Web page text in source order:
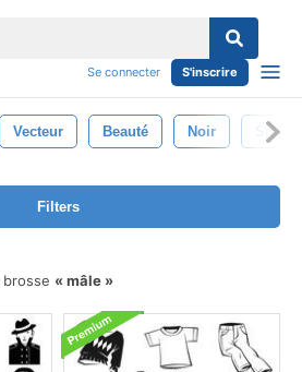
Se connecter S'inscrire
Vecteur Beauté Noir Sport
Filters
mâle